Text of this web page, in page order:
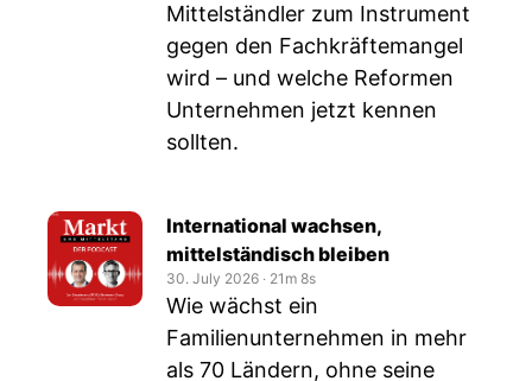
Mittelständler zum Instrument
gegen den Fachkräftemangel
wird – und welche Reformen
Unternehmen jetzt kennen
sollten.
International wachsen,
mittelständisch bleiben
30. July 2026 ‧ 21m 8s
Wie wächst ein
Familienunternehmen in mehr
als 70 Ländern, ohne seine